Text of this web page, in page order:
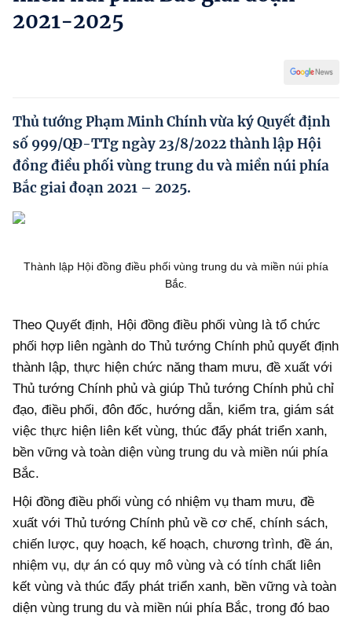
Doanh nghiệp hiến kế
Phát triển kinh tế tư nhân và doanh nghiệp dân tộc
Ocop và chuỗi giá trị Nông sản
Kinh tế tư nhân
Video
2021-2025
Thủ tướng Phạm Minh Chính vừa ký Quyết định
số 999/QĐ-TTg ngày 23/8/2022 thành lập Hội
đồng điều phối vùng trung du và miền núi phía
Bắc giai đoạn 2021 – 2025.
Thành lập Hội đồng điều phối vùng trung du và miền núi phía
Bắc.
Theo Quyết định, Hội đồng điều phối vùng là tổ chức
phối hợp liên ngành do Thủ tướng Chính phủ quyết định
thành lập, thực hiện chức năng tham mưu, đề xuất với
Thủ tướng Chính phủ và giúp Thủ tướng Chính phủ chỉ
đạo, điều phối, đôn đốc, hướng dẫn, kiểm tra, giám sát
việc thực hiện liên kết vùng, thúc đẩy phát triển xanh,
bền vững và toàn diện vùng trung du và miền núi phía
Bắc.
Hội đồng điều phối vùng có nhiệm vụ tham mưu, đề
xuất với Thủ tướng Chính phủ về cơ chế, chính sách,
chiến lược, quy hoạch, kế hoạch, chương trình, đề án,
nhiệm vụ, dự án có quy mô vùng và có tính chất liên
kết vùng và thúc đẩy phát triển xanh, bền vững và toàn
diện vùng trung du và miền núi phía Bắc, trong đó bao